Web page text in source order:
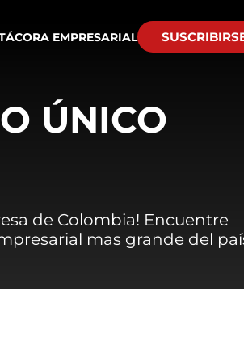
EMPRESARIAL
ÚNICO
de Colombia! Encuentre
mas grande del